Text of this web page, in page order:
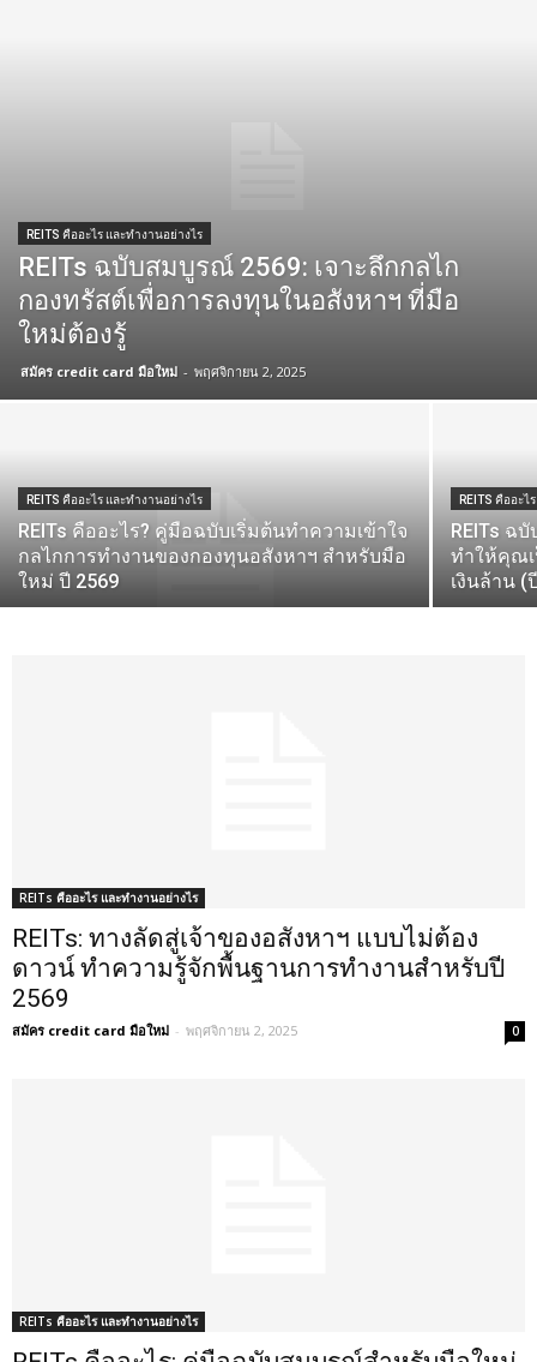
REITS คืออะไร และทำงานอย่างไร
REITs ฉบับสมบูรณ์ 2569: เจาะลึกกลไก
กองทรัสต์เพื่อการลงทุนในอสังหาฯ ที่มือ
ใหม่ต้องรู้
สมัคร credit card มือใหม่ - พฤศจิกายน 2, 2025
REITS คืออะไร และทำงานอย่างไร
REITs คืออะไร? คู่มือฉบับเริ่มต้นทำความเข้าใจ
กลไกการทำงานของกองทุนอสังหาฯ สำหรับมือ
ใหม่ ปี 2569
REITS คืออะไ
REITs ฉ
ทำให้คุณเ
เงินล้าน (
REITs คืออะไร และทำงานอย่างไร
REITs: ทางลัดสู่เจ้าของอสังหาฯ แบบไม่ต้อง
ดาวน์ ทำความรู้จักพื้นฐานการทำงานสำหรับปี
2569
สมัคร credit card มือใหม่ - พฤศจิกายน 2, 2025 0
REITs คืออะไร และทำงานอย่างไร